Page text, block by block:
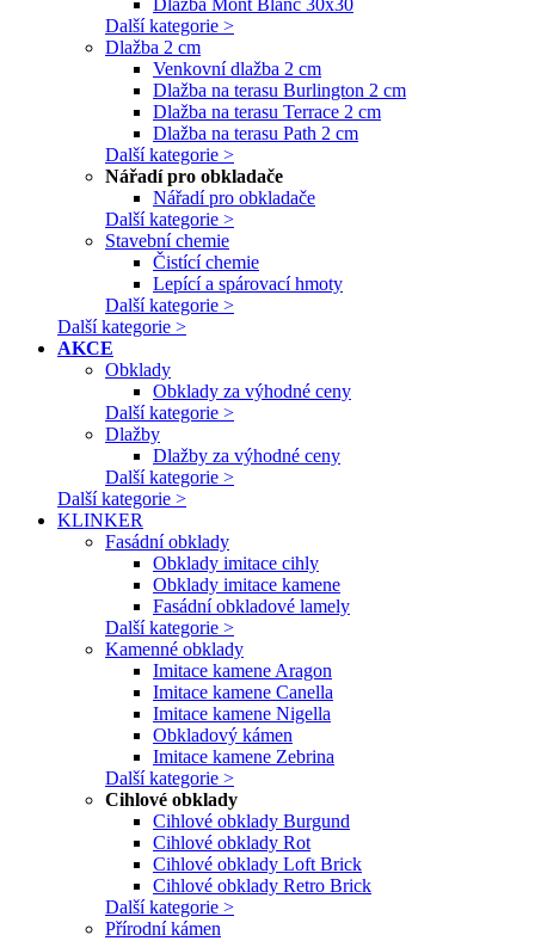
Dlažba Mont Blanc 30x30
Další kategorie >
Dlažba 2 cm
Venkovní dlažba 2 cm
Dlažba na terasu Burlington 2 cm
Dlažba na terasu Terrace 2 cm
Dlažba na terasu Path 2 cm
Další kategorie >
Nářadí pro obkladače
Nářadí pro obkladače
Další kategorie >
Stavební chemie
Čistící chemie
Lepící a spárovací hmoty
Další kategorie >
Další kategorie >
AKCE
Obklady
Obklady za výhodné ceny
Další kategorie >
Dlažby
Dlažby za výhodné ceny
Další kategorie >
Další kategorie >
KLINKER
Fasádní obklady
Obklady imitace cihly
Obklady imitace kamene
Fasádní obkladové lamely
Další kategorie >
Kamenné obklady
Imitace kamene Aragon
Imitace kamene Canella
Imitace kamene Nigella
Obkladový kámen
Imitace kamene Zebrina
Další kategorie >
Cihlové obklady
Cihlové obklady Burgund
Cihlové obklady Rot
Cihlové obklady Loft Brick
Cihlové obklady Retro Brick
Další kategorie >
Přírodní kámen